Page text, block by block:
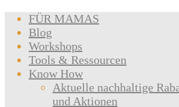
FÜR MAMAS
Blog
Workshops
Tools & Ressourcen
Know How
Aktuelle nachhaltige
und Aktionen